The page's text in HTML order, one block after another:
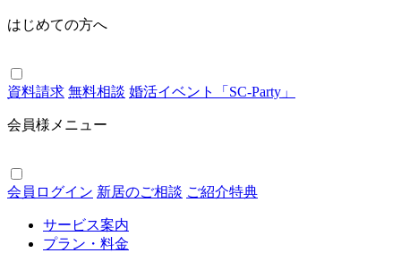
はじめての方へ
資料請求 無料相談 婚活イベント「SC-Party」
会員様メニュー
会員ログイン 新居のご相談 ご紹介特典
サービス案内
プラン・料金